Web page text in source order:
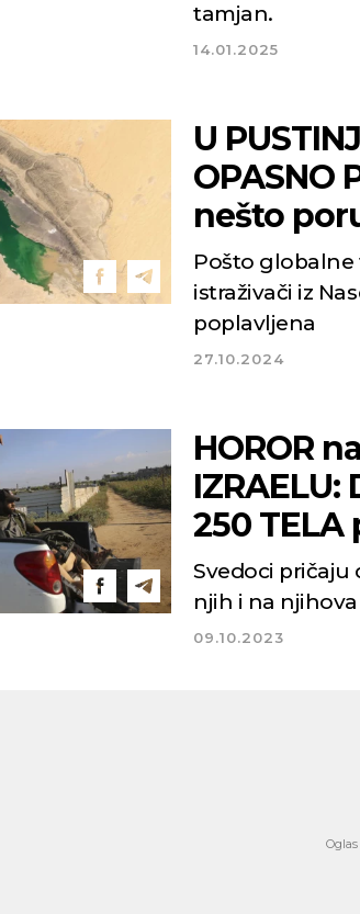
tamjan.
14.01.2025
U
OPASNO
nešto
Pošto globalne
istraživači iz
poplavljena
27.10.2024
HOROR
IZRAELU:
250 TELA
Svedoci pričaju
njih i na
09.10.2023